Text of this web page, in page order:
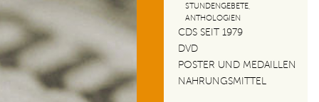
n
c
STUNDENGEBETE,
ANTHOLOGIEN
CDS SEIT 1979
DVD
POSTER UND MEDAILLEN
NAHRUNGSMITTEL